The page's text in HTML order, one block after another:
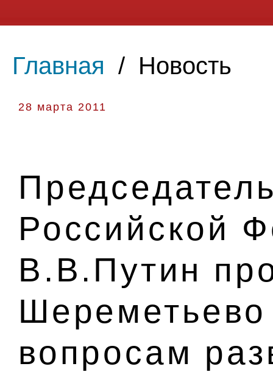
Главная / Новость
28 марта 2011
Российской
В.В.Путин
вопросам